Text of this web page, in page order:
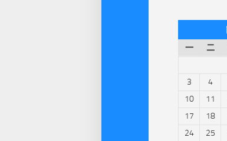
一
二
3
4
10
11
17
18
24
25